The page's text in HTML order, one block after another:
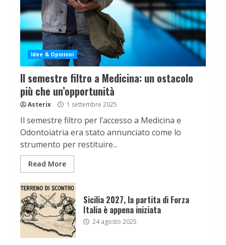
Idee & Opinioni
Il semestre filtro a Medicina: un ostacolo
più che un’opportunità
Asterix 1 settembre 2025
Il semestre filtro per l’accesso a Medicina e
Odontoiatria era stato annunciato come lo
strumento per restituire...
Read More
Sicilia 2027, la partita di Forza
Italia è appena iniziata
24 agosto 2025